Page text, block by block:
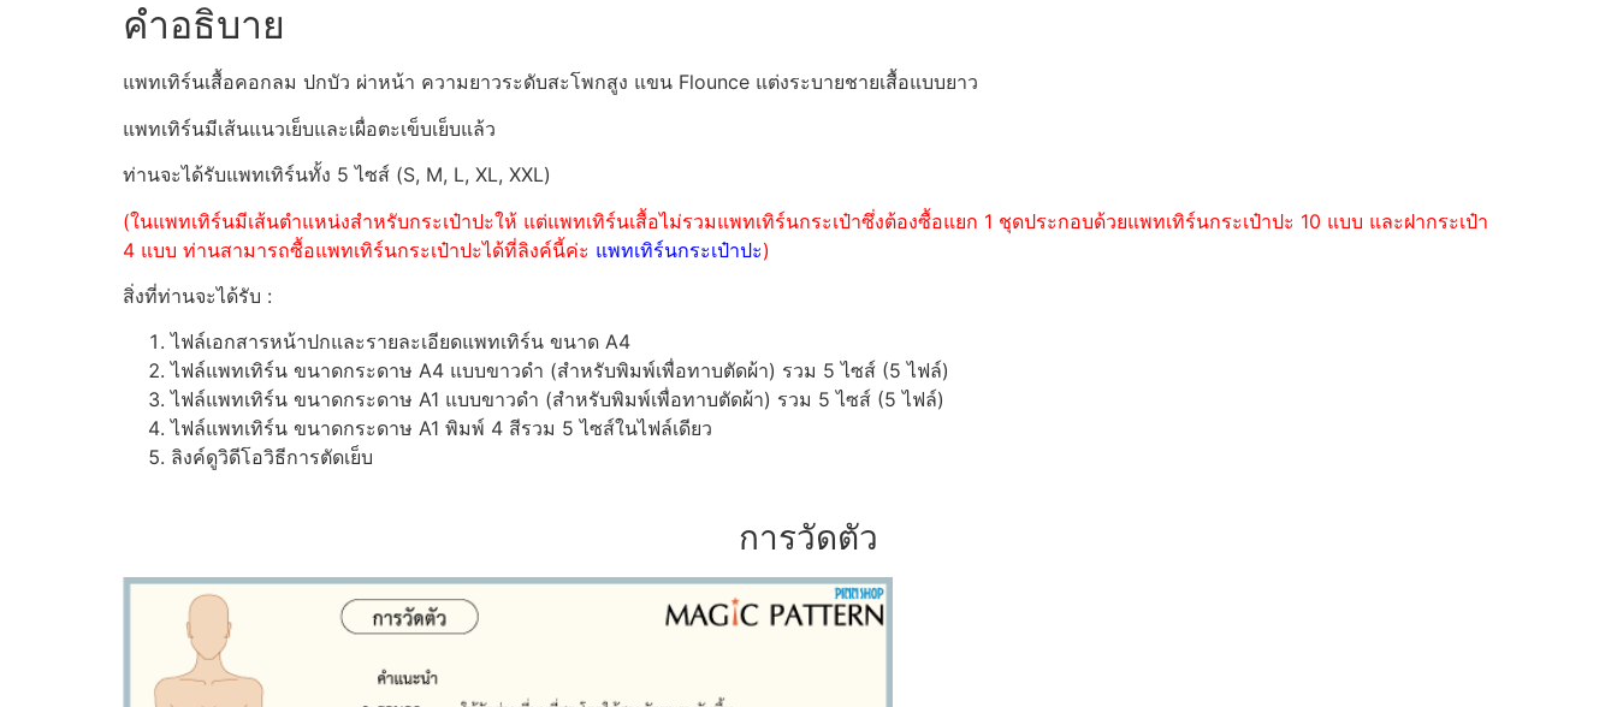
คำอธิบาย
แพทเทิร์นเสื้อคอกลม ปกบัว ผ่าหน้า ความยาวระดับสะโพกสูง แขน Flounce แต่งระบายชายเสื้อแบบยาว
แพทเทิร์นมีเส้นแนวเย็บและเผื่อตะเข็บเย็บแล้ว
ท่านจะได้รับแพทเทิร์นทั้ง 5 ไซส์ (S, M, L, XL, XXL)
(ในแพทเทิร์นมีเส้นตำแหน่งสำหรับกระเป๋าปะให้ แต่แพทเทิร์นเสื้อไม่รวมแพทเทิร์นกระเป๋าซึ่งต้องซื้อแยก 1 ชุดประกอบด้วยแพทเทิร์นกระเป๋าปะ 10 แบบ และฝากระเป๋า
4 แบบ ท่านสามารถซื้อแพทเทิร์นกระเป๋าปะได้ที่ลิงค์นี้ค่ะ แพทเทิร์นกระเป๋าปะ)
สิ่งที่ท่านจะได้รับ :
ไฟล์เอกสารหน้าปกและรายละเอียดแพทเทิร์น ขนาด A4
ไฟล์แพทเทิร์น ขนาดกระดาษ A4 แบบขาวดำ (สำหรับพิมพ์เพื่อทาบตัดผ้า) รวม 5 ไซส์ (5 ไฟล์)
ไฟล์แพทเทิร์น ขนาดกระดาษ A1 แบบขาวดำ (สำหรับพิมพ์เพื่อทาบตัดผ้า) รวม 5 ไซส์ (5 ไฟล์)
ไฟล์แพทเทิร์น ขนาดกระดาษ A1 พิมพ์ 4 สีรวม 5 ไซส์ในไฟล์เดียว
ลิงค์ดูวิดีโอวิธีการตัดเย็บ
การวัดตัว